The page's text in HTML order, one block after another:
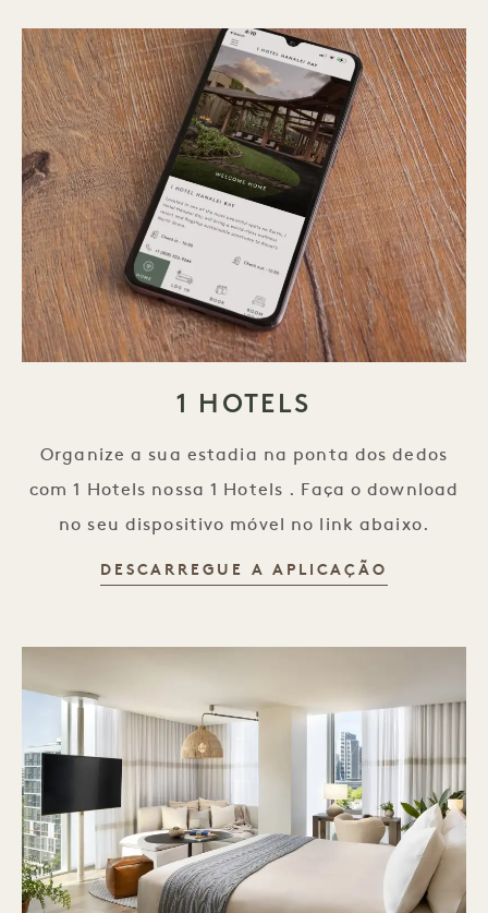
1 HOTELS
Organize a sua estadia na ponta dos dedos
com 1 Hotels nossa 1 Hotels . Faça o download
no seu dispositivo móvel no link abaixo.
DESCARREGUE A APLICAÇÃO